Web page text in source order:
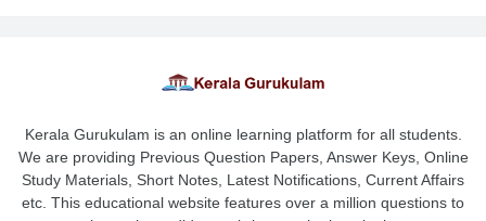
Kerala Gurukulam is an online learning platform for all students.
We are providing Previous Question Papers, Answer Keys, Online
Study Materials, Short Notes, Latest Notifications, Current Affairs
etc. This educational website features over a million questions to